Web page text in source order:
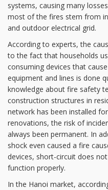
systems, causing many
most of the fires stem from
and outdoor electrical grid.
According to experts, the
to the fact that households
consuming devices that
equipment and lines is done
knowledge about fire safety
construction structures in
network has been installed
renovations, the risk of
always been permanent. In
shock even caused a fire
devices, short-circuit does
function properly.
In the Hanoi market,